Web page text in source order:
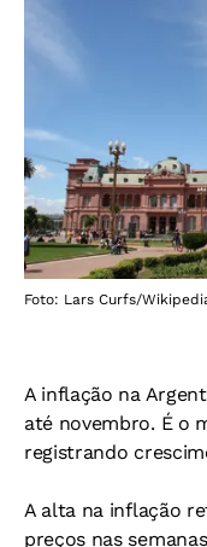
Foto: Lars Curfs/
A inflação na
até novembro. É o
registrando
A alta na inflação
preços nas